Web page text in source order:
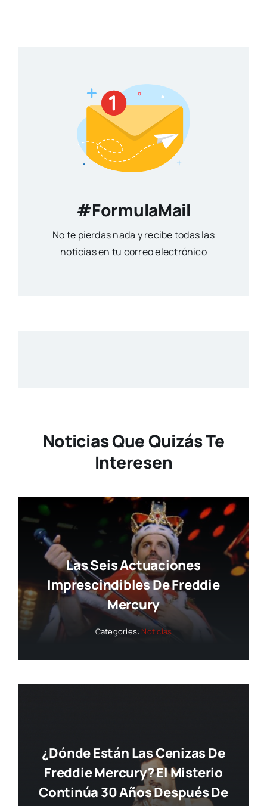
#FormulaMail
No te pierdas nada y recibe todas las
noticias en tu correo electrónico
Noticias Que Quizás Te
Interesen
Las Seis Actuaciones
Imprescindibles De Freddie
Mercury
Categories: Noticias
¿Dónde Están Las Cenizas De
Freddie Mercury? El Misterio
Continúa 30 Años Después De